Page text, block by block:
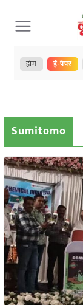
Skip
to
content
होम ई-पेपर
Sumitomo